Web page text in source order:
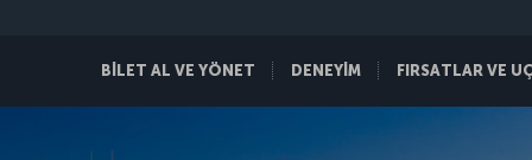
BİLET AL VE YÖNET DENEYİM FIRSATLAR VE